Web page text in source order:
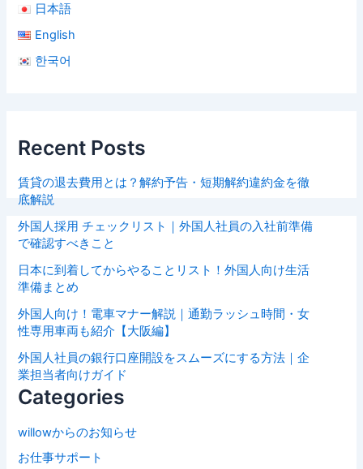
日本語
English
한국어
Recent Posts
賃貸の退去費用とは？解約予告・短期解約違約金を徹
底解説
外国人採用 チェックリスト｜外国人社員の入社前準備
で確認すべきこと
日本に到着してからやることリスト！外国人向け生活
準備まとめ
外国人向け！電車マナー解説｜通勤ラッシュ時間・女
性専用車両も紹介【大阪編】
外国人社員の銀行口座開設をスムーズにする方法｜企
業担当者向けガイド
Categories
willowからのお知らせ
お仕事サポート